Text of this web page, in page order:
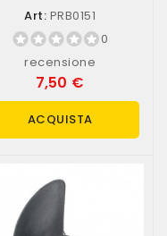
Art: PRB0151
0
recensione
7,50 €
ACQUISTA